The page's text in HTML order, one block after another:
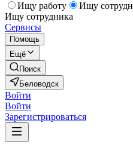
Ищу работу
Ищу
Ищу сотрудника
Сервисы
Помощь
Ещё
Поиск
Беловодск
Войти
Войти
Зарегистрироваться